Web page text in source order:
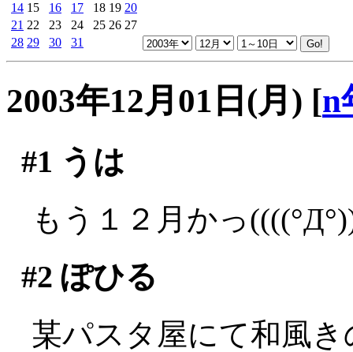
14 15 16 17 18 19 20
21 22 23 24 25 26 27
28 29 30 31
2003年12月01日(月) [n
#1 うは
もう１２月かっ
#2 ぽひる
某パスタ屋にて和風